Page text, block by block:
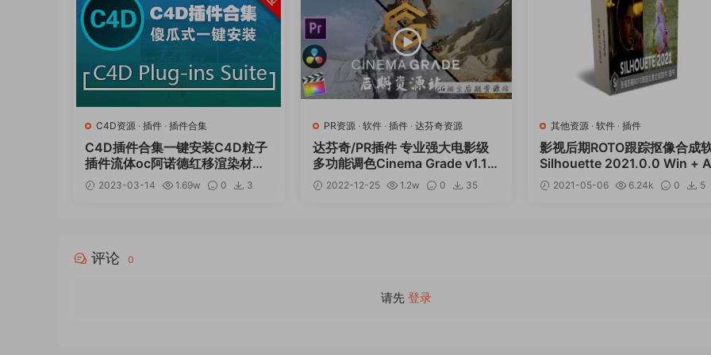
C4D资源 · 插件 · 插件合集
C4D插件合集一键安装C4D粒子
插件流体oc阿诺德红移渲染材质
模型素材傻瓜式插件包（包含软
件）v6.8
2023-03-14 1.69w 0
3
PR资源· 软件· 插件· 达芬奇资源
达芬奇/PR插件 专业强大电影级
多功能调色Cinema Grade v1.1.5
CE Win
2022-12-25 1.2w 0
35
其他资源 ·软件 ·插件
影视后期ROTO跟踪抠像合成
Silhouette 2021.0.0 Win +
PR/VEGAS/OFX/达芬奇插件
2021-05-06 6.24k 0
5
评论 0
请先 登录